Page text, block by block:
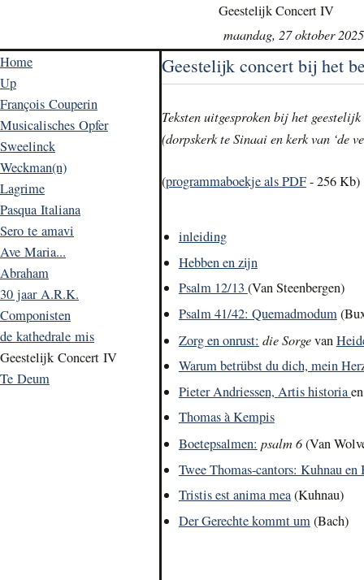
Geestelijk Concert IV
maandag, 27 oktober 2025
Home
Up
François Couperin
Musicalisches Opfer
Sweelinck
Weckman(n)
Lagrime
Pasqua Italiana
Sero te amavi
Ave Maria...
Abraham
30 jaar A.R.K.
Componisten
de kathedrale mis
Geestelijk Concert IV
Te Deum
Geestelijk concert bij het
Teksten uitgesproken bij het
(dorpskerk te Sinaai en kerk van ‘de
(programmaboekje als PDF- 256 Kb)
inleiding
Hebben en zijn
Psalm 12/13 (Van Steenbergen)
Psalm 41/42: Quemadmodum
Zorg en onrust: die Sorgevan
Warum betrübst du dich, mein
Pieter Andriessen, Artis historia
Thomas à Kempis
Boetepsalmen: psalm 6(Van
Twee Thomas-cantors: Kuhnau en
Tristis est anima mea(Kuhnau)
Der Gerechte kommt um(Bach)